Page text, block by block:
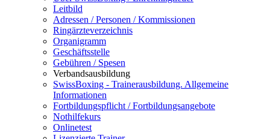
Leitbild
Adressen / Personen / Kommissionen
Ringärzteverzeichnis
Organigramm
Geschäftsstelle
Gebühren / Spesen
Verbandsausbildung
SwissBoxing - Trainerausbildung. Allgemeine
Informationen
Fortbildungspflicht / Fortbildungsangebote
Nothilfekurs
Onlinetest